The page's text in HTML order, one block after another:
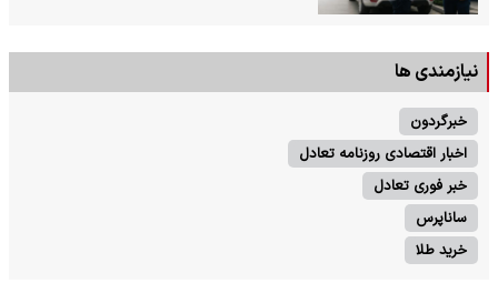
نیازمندی ها
خبرگردون
اخبار اقتصادی روزنامه تعادل
خبر فوری تعادل
ساناپرس
خرید طلا